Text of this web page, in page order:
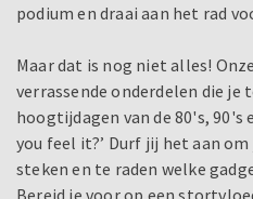
podium en draai aan het rad
Maar dat is nog niet alles!
verrassende onderdelen die je
hoogtijdagen van de 80's, 90's
you feel it?’ Durf jij het aan
steken en te raden welke